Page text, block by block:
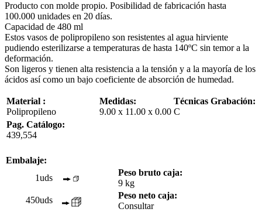
Producto con molde propio. Posibilidad de fabricación hasta
100.000 unidades en 20 días.
Capacidad de 480 ml
Estos vasos de polipropileno son resistentes al agua hirviente
pudiendo esterilizarse a temperaturas de hasta 140ºC sin temor a la
deformación.
Son ligeros y tienen alta resistencia a la tensión y a la mayoría de los
ácidos así como un bajo coeficiente de absorción de humedad.
Material :
Polipropileno
Medidas:
9.00 x 11.00 x 0.00
Técnicas Grabación:
C
Pag. Catálogo:
439,554
Embalaje:
1uds
Peso bruto caja:
9 kg
450uds
Peso neto caja:
Consultar